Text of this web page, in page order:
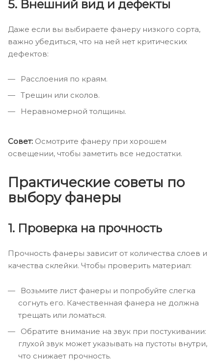
5. Внешний вид и дефекты
Даже если вы выбираете фанеру низкого сорта,
важно убедиться, что на ней нет критических
дефектов:
Расслоения по краям.
Трещин или сколов.
Неравномерной толщины.
Совет: Осмотрите фанеру при хорошем
освещении, чтобы заметить все недостатки.
Практические советы по
выбору фанеры
1. Проверка на прочность
Прочность фанеры зависит от количества слоев и
качества склейки. Чтобы проверить материал:
Возьмите лист фанеры и попробуйте слегка
согнуть его. Качественная фанера не должна
трещать или ломаться.
Обратите внимание на звук при постукивании:
глухой звук может указывать на пустоты внутри,
что снижает прочность.